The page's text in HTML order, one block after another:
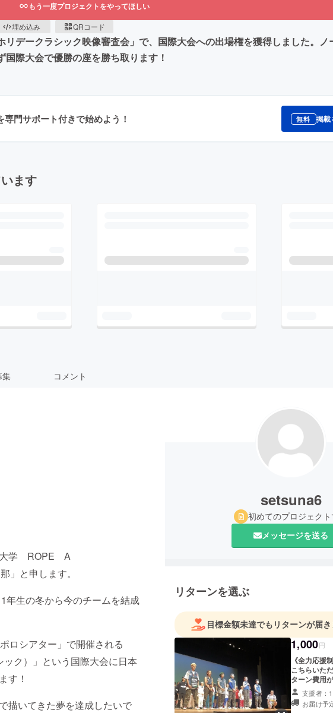
もう一度プロジェクトをやってほしい
埋め込み QRコード
デークラシック映像審査会」で、国際大会への出場権を獲得しました。ノ
際大会で優勝の座を勝ち取ります！
門サポート付きで始めよう！ 無料 掲載
ます
集 コメント
大学 ROPE A
」と申します。
年生の冬から今のチームを結成
ロシアター」で開催される
ク）」という国際大会に日本
す！
描いてきた夢を達成したいで
setsuna6
初めてのプロジェクト
メッセージを送る
リターンを選ぶ
目標金額未達でもリターンが届
1,000円
《全力応援
こちらいた
ターン費用
ス手数料を
用として活
支援者：
お届け予